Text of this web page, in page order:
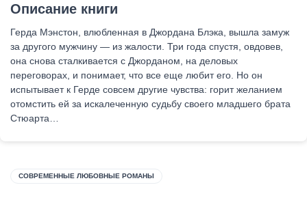
Описание книги
Герда Мэнстон, влюбленная в Джордана Блэка, вышла замуж
за другого мужчину — из жалости. Три года спустя, овдовев,
она снова сталкивается с Джорданом, на деловых
переговорах, и понимает, что все еще любит его. Но он
испытывает к Герде совсем другие чувства: горит желанием
отомстить ей за искалеченную судьбу своего младшего брата
Стюарта…
СОВРЕМЕННЫЕ ЛЮБОВНЫЕ РОМАНЫ